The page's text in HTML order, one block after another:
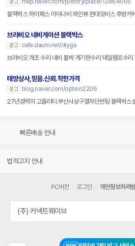
광고
블랙박스 하이패스 아이나비 파인뷰 현대모비스 후방카
브라비오 네비게이션 블랙박스
광고
cafe.daum.net/diyga
브라비오 개조 수리 네비 블박 게기판수리
태양상사,믿음.신뢰.착한가격
광고
blog.naver.com/option2206
27년경력의 고퀄리티.부산사상구열차단썬팅 블랙박스
빠른배송 안내
법적고지 안내
PC버전 로그인 개인정보처리
(주) 커넥트웨이브